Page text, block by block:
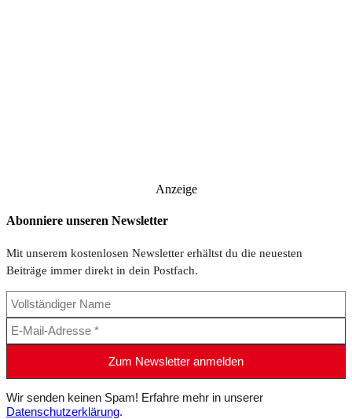
Anzeige
Abonniere unseren Newsletter
Mit unserem kostenlosen Newsletter erhältst du die neuesten
Beiträge immer direkt in dein Postfach.
Wir senden keinen Spam! Erfahre mehr in unserer
Datenschutzerklärung.